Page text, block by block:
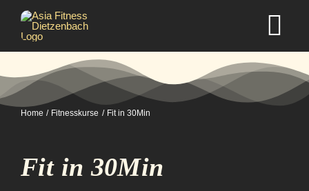
Inhalt
springen
Home Fitnesskurse Fit in 30Min
Fit in 30Min